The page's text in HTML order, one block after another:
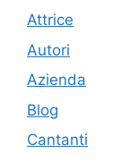
Attrice
Autori
Azienda
Blog
Cantanti